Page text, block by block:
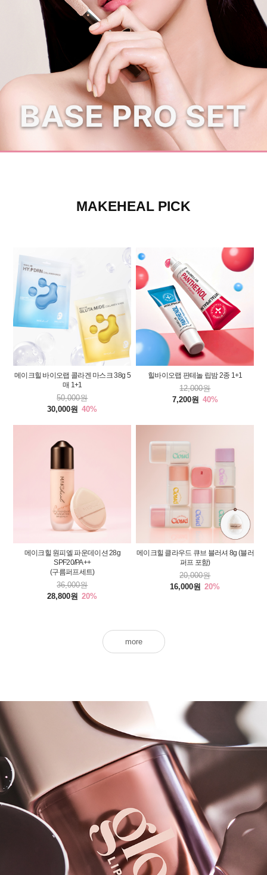
카카오톡 채널추가하면 1,000원 할인쿠폰
MAKEHEAL PICK
메이크힐 바이오랩 콜라겐 마스크 38g 5
매 1+1
50,000원
30,000원
40%
힐바이오랩 판테놀 립밤 2종 1+1
12,000원
7,200원 40%
메이크힐 원피엘 파운데이션 28g
SPF20/PA++
(구름퍼프세트)
36,000원
28,800원
20%
메이크힐 클라우드 큐브 블러셔 8g (블러
퍼프 포함)
20,000원
16,000원
20%
more